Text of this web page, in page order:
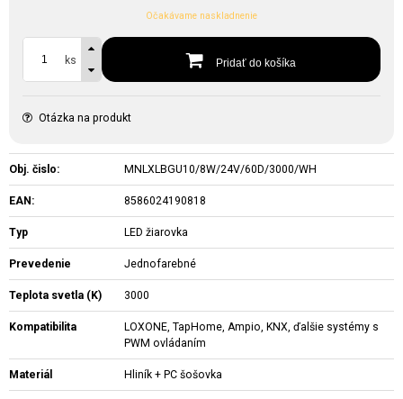
Očakávame naskladnenie
ks Pridať do košíka
Otázka na produkt
Obj. čislo: MNLXLBGU10/8W/24V/60D/3000/WH
EAN: 8586024190818
Typ LED žiarovka
Prevedenie Jednofarebné
Teplota svetla (K) 3000
Kompatibilita
LOXONE, TapHome, Ampio, KNX, ďalšie systémy s
PWM ovládaním
Materiál Hliník + PC šošovka